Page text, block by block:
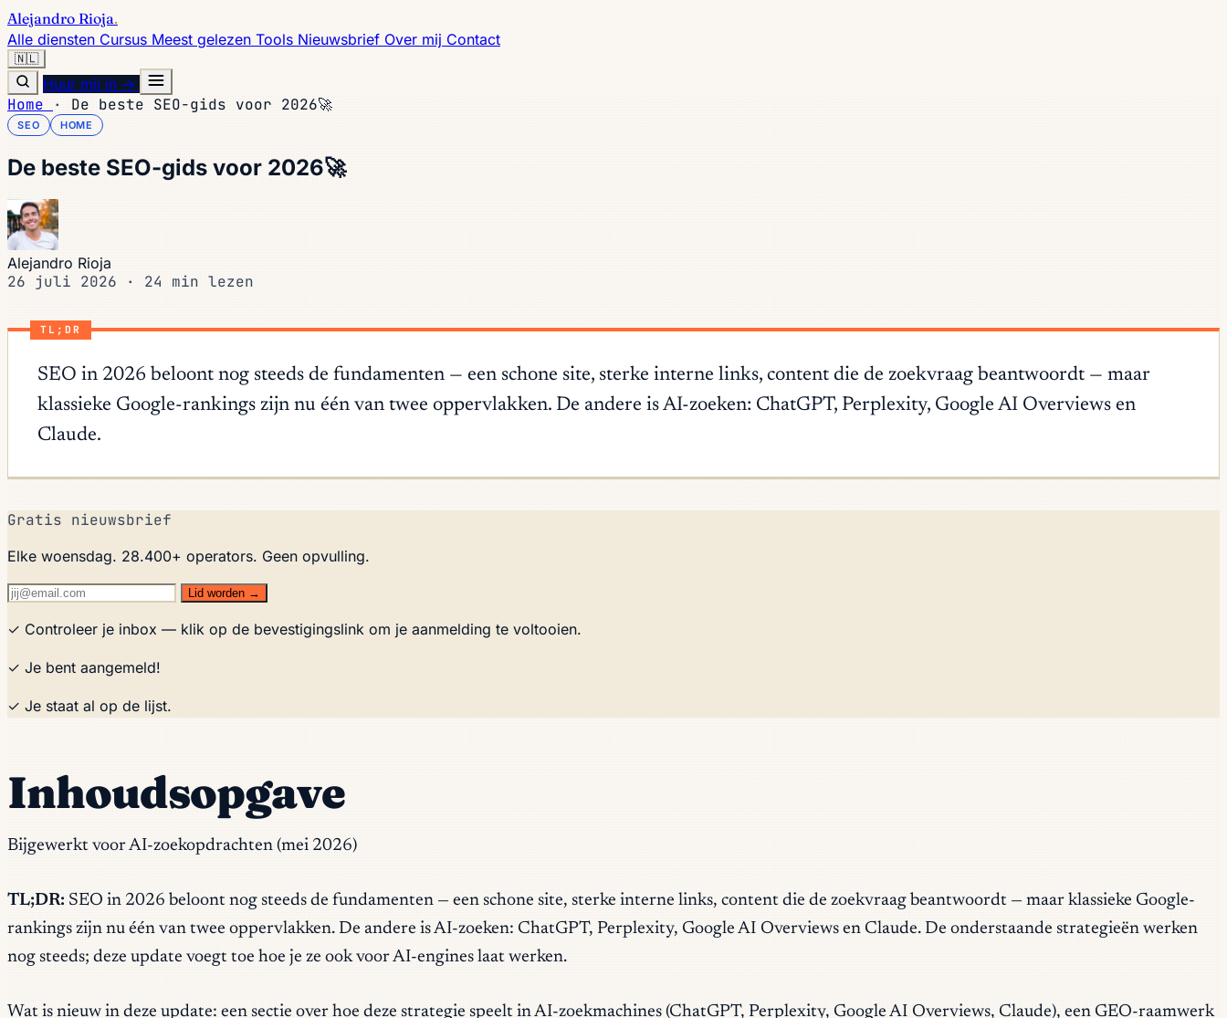
Alejandro Rioja.
Alle diensten Cursus Meest gelezen Tools Nieuwsbrief Over mij Contact
🇳🇱
Huur mij in →
Home · De beste SEO-gids voor 2026🚀
SEO HOME
De beste SEO-gids voor 2026🚀
Alejandro Rioja
26 juli 2026 · 24 min lezen
TL;DR
SEO in 2026 beloont nog steeds de fundamenten — een schone site, sterke interne links, content die de zoekvraag beantwoordt — maar
klassieke Google-rankings zijn nu één van twee oppervlakken. De andere is AI-zoeken: ChatGPT, Perplexity, Google AI Overviews en
Claude.
Gratis nieuwsbrief
Elke woensdag. 28.400+ operators. Geen opvulling.
Lid worden →
✓ Controleer je inbox — klik op de bevestigingslink om je aanmelding te voltooien.
✓ Je bent aangemeld!
✓ Je staat al op de lijst.
Inhoudsopgave
Bijgewerkt voor AI-zoekopdrachten (mei 2026)
TL;DR: SEO in 2026 beloont nog steeds de fundamenten — een schone site, sterke interne links, content die de zoekvraag beantwoordt — maar klassieke Google-
rankings zijn nu één van twee oppervlakken. De andere is AI-zoeken: ChatGPT, Perplexity, Google AI Overviews en Claude. De onderstaande strategieën werken
nog steeds; deze update voegt toe hoe je ze ook voor AI-engines laat werken.
Wat is nieuw in deze update: een sectie over hoe deze strategie speelt in AI-zoekmachines (ChatGPT, Perplexity, Google AI Overviews, Claude), een GEO-raamwerk